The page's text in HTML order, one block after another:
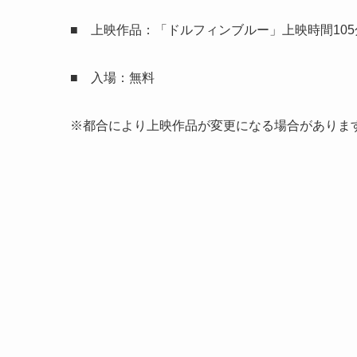
■ 上映作品：「ドルフィンブルー」上映時間105
■ 入場：無料
※都合により上映作品が変更になる場合がありま